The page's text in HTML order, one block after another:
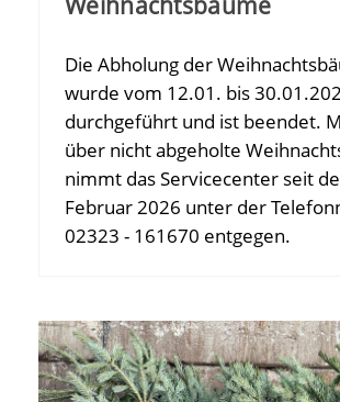
Die Abholung der
wurde vom 12.01. bis
durchgeführt und ist beendet.
über nicht abgeholte
nimmt das Servicecenter seit
Februar 2026 unter der
02323 - 161670 entgegen.